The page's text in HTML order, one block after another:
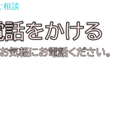
相談